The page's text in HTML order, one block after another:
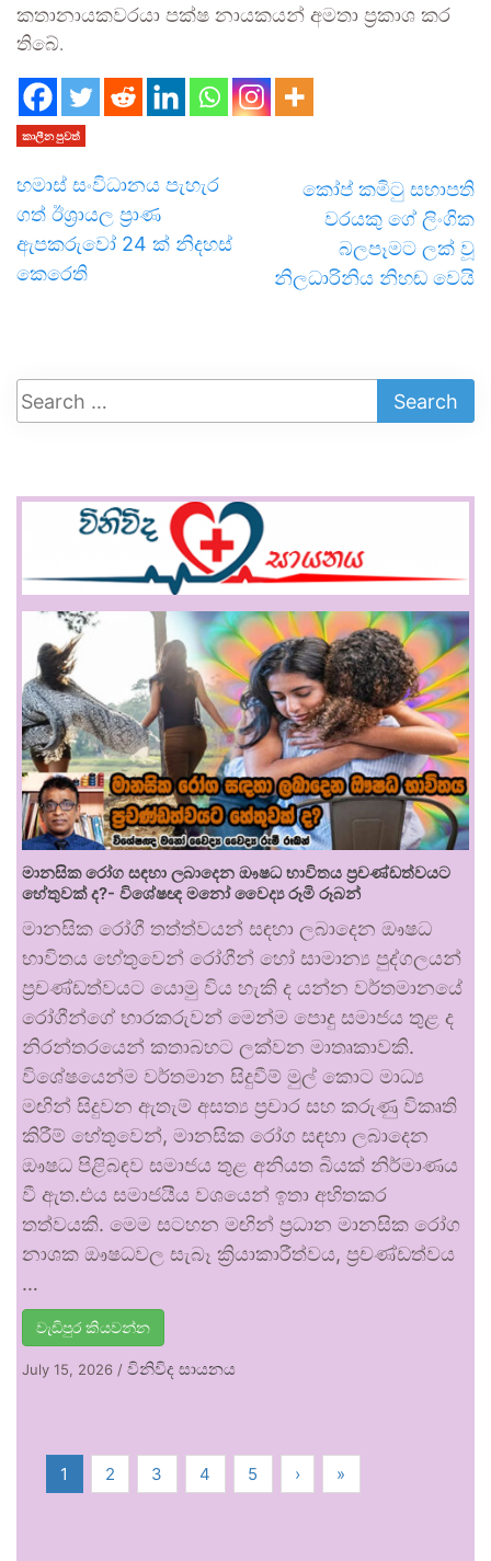
කතානායකවරයා පක්ෂ නායකයන් අමතා ප්‍රකාශ කර
තිබේ.
කාලීන පුවත්
හමාස් සංවිධානය පැහැර
ගත් ඊශ්‍රායල ප්‍රාණ
ඇපකරුවෝ 24 ක් නිදහස්
කෙරෙති
කෝප් කමිටු සභාපති
වරයකු ගේ ලිංගික
බලපෑමට ලක් වූ
නිලධාරිනිය නිහඬ වෙයි
මානසික රෝග සඳහා ලබාදෙන ඖෂධ භාවිතය ප්‍රචණ්ඩත්වයට
හේතුවක් ද?- විශේෂඥ මනෝ වෛද්‍ය රූමි රූබන්
මානසික රෝගී තත්ත්වයන් සඳහා ලබාදෙන ඖෂධ
භාවිතය හේතුවෙන් රෝගීන් හෝ සාමාන්‍ය පුද්ගලයන්
ප්‍රචණ්ඩත්වයට යොමු විය හැකි ද යන්න වර්තමානයේ
රෝගීන්ගේ භාරකරුවන් මෙන්ම පොදු සමාජය තුළ ද
නිරන්තරයෙන් කතාබහට ලක්වන මාතෘකාවකි.
විශේෂයෙන්ම වර්තමාන සිදුවීම් මුල් කොට මාධ්‍ය
මඟින් සිදුවන ඇතැම් අසත්‍ය ප්‍රචාර සහ කරුණු විකෘති
කිරීම් හේතුවෙන්, මානසික රෝග සඳහා ලබාදෙන
ඖෂධ පිළිබඳව සමාජය තුළ අනියත බියක් නිර්මාණය
වී ඇත.එය සමාජයීය වශයෙන් ඉතා අහිතකර
තත්වයකි. මෙම සටහන මඟින් ප්‍රධාන මානසික රෝග
නාශක ඖෂධවල සැබෑ ක්‍රියාකාරීත්වය, ප්‍රචණ්ඩත්වය
…
වැඩිපුර කියවන්න
July 15, 2026 / විනිවිද සායනය
1 2 3 4 5 › »